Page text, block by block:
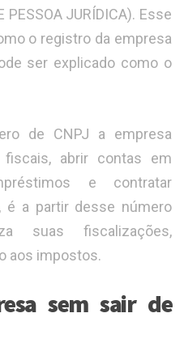
PESSOA JURÍDICA). Esse
o registro da empresa
ser explicado como o
de CNPJ a empresa
abrir contas em
e contratar
é a partir desse número
suas fiscalizações,
aos impostos.
sem sair de